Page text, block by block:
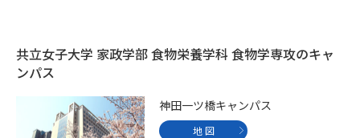
新学年スタート号特集ページ
SELFBRAND特集ページ
共立女子大学 家政学部 食物栄養学科 食物学専攻のキャ
ンパス
神田一ツ橋キャンパス
地 図